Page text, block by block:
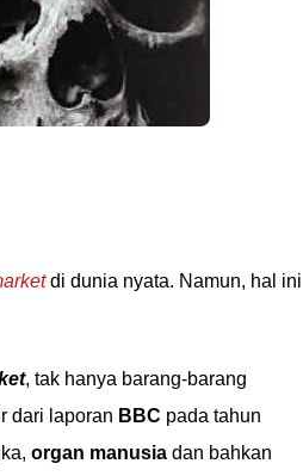
di dunia nyata. Namun, hal ini
, tak hanya barang-barang
dari laporan BBC pada tahun
organ manusia dan bahkan